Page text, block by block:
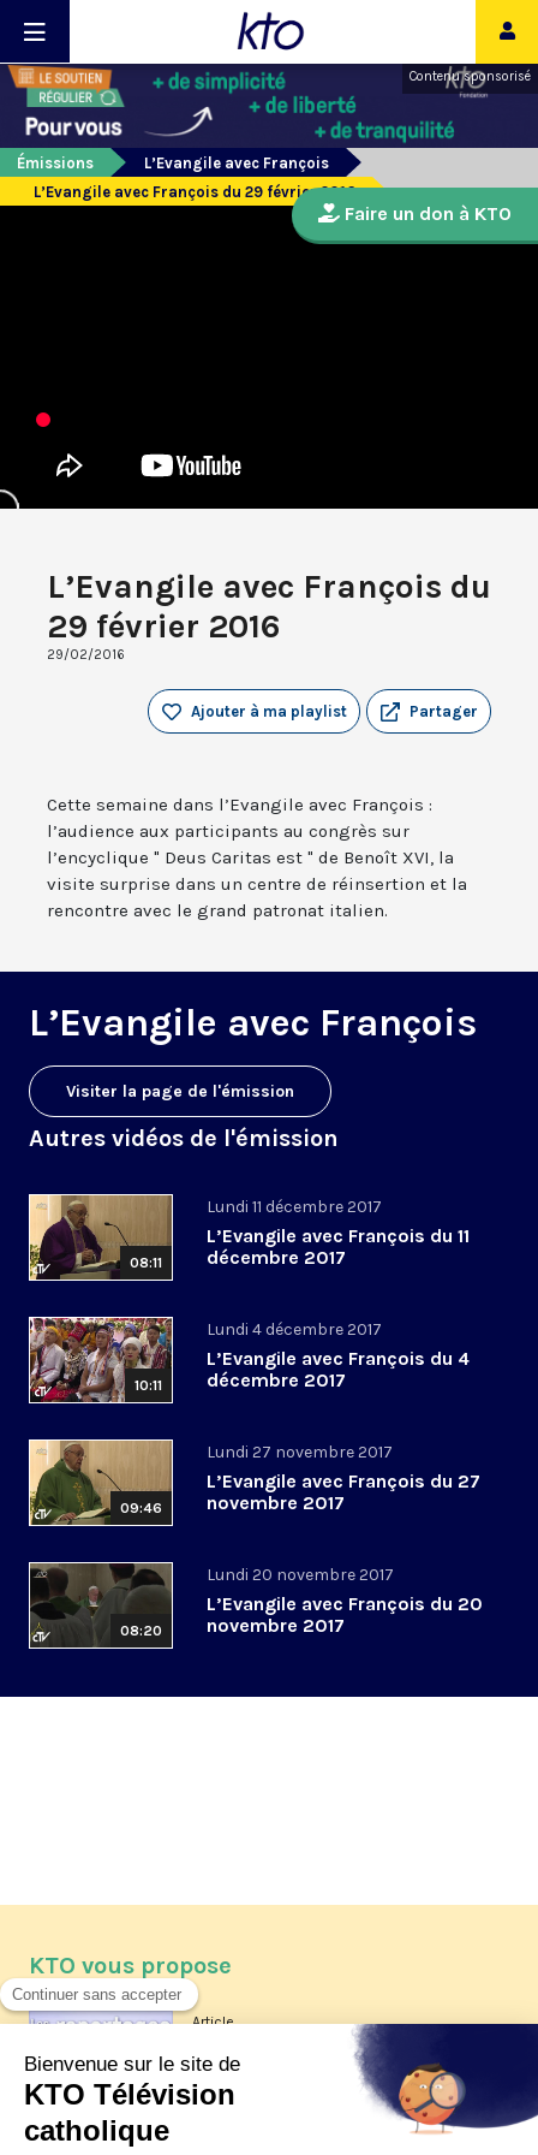
Contenu sponsorisé
Émissions
L’Evangile avec François
L’Evangile avec François du 29 février 2016
L’Evangile avec François du
29 février 2016
29/02/2016
Partager
Ajouter à ma playlist
Cette semaine dans l’Evangile avec François :
l’audience aux participants au congrès sur
l’encyclique " Deus Caritas est " de Benoît XVI, la
visite surprise dans un centre de réinsertion et la
rencontre avec le grand patronat italien.
L’Evangile avec François
Visiter la page de l'émission
Autres vidéos de l'émission
08:11
Lundi 11 décembre 2017
L’Evangile avec François du 11
décembre 2017
10:11
Lundi 4 décembre 2017
L’Evangile avec François du 4
décembre 2017
09:46
Lundi 27 novembre 2017
L’Evangile avec François du 27
novembre 2017
08:20
Lundi 20 novembre 2017
L’Evangile avec François du 20
novembre 2017
Faire un don à KTO
KTO vous propose
Article
Les reportages d'été 2026 de KTO